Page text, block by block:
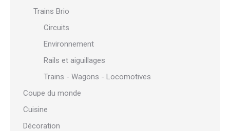
Trains Brio
Circuits
Environnement
Rails et aiguillages
Trains - Wagons - Locomotives
Coupe du monde
Cuisine
Décoration